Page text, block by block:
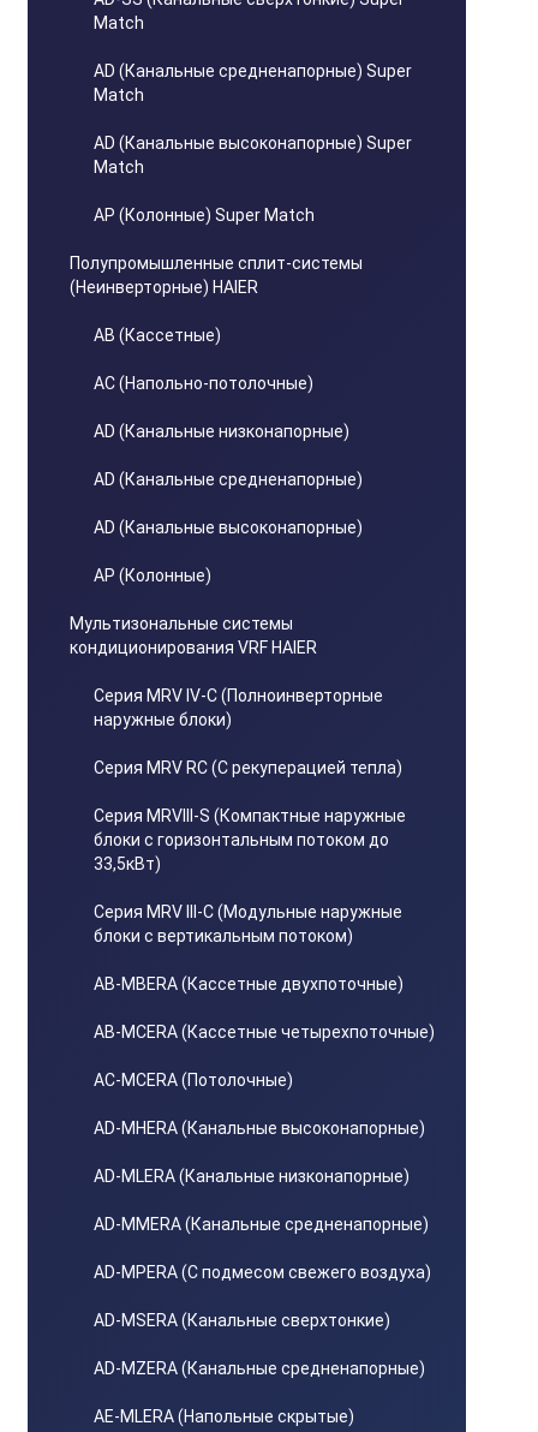
Match
AD (Канальные средненапорные) Super
Match
AD (Канальные высоконапорные) Super
Match
AP (Колонные) Super Match
Полупромышленные сплит-системы
(Неинверторные) HAIER
AB (Кассетные)
AC (Напольно-потолочные)
AD (Канальные низконапорные)
AD (Канальные средненапорные)
AD (Канальные высоконапорные)
AP (Колонные)
Мультизональные системы
кондиционирования VRF HAIER
Серия MRV IV-C (Полноинверторные
наружные блоки)
Серия MRV RC (С рекуперацией тепла)
Серия MRVIII-S (Компактные наружные
блоки с горизонтальным потоком до
33,5кВт)
Серия MRV III-C (Модульные наружные
блоки с вертикальным потоком)
AB-MBERA (Кассетные двухпоточные)
AB-MCERA (Кассетные четырехпоточные)
AС-MСERA (Потолочные)
AD-MHERA (Канальные высоконапорные)
AD-MLERA (Канальные низконапорные)
AD-MMERA (Канальные средненапорные)
AD-MPERA (С подмесом свежего воздуха)
AD-MSERA (Канальные сверхтонкие)
AD-MZERA (Канальные средненапорные)
AE-MLERA (Напольные скрытые)